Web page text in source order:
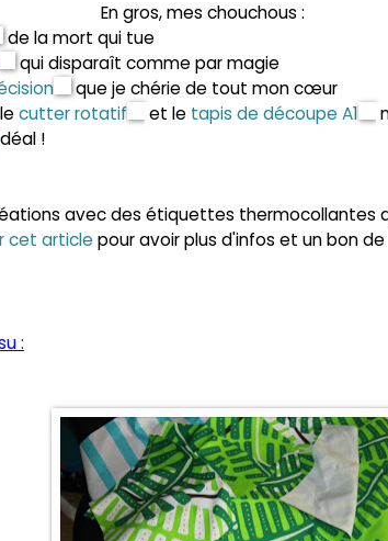
En gros, mes chouchous :
de la mort qui tue
qui disparaît comme par magie
que je chérie de tout mon cœur
cutter rotatif et le tapis de découpe A1
!
avec des étiquettes thermocollantes
cet article pour avoir plus d'infos et un bon de
: